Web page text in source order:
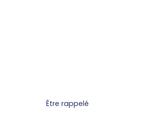
Être rappelé